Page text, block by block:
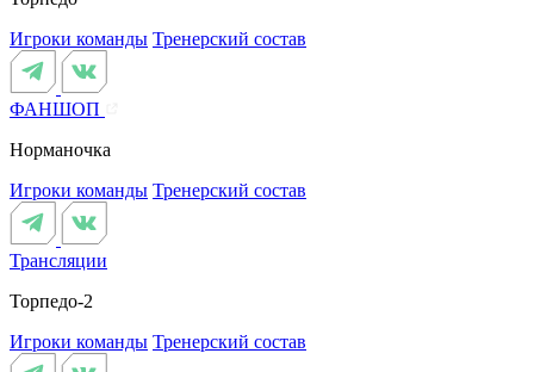
Игроки команды Тренерский состав
ФАНШОП
Норманочка
Игроки команды Тренерский состав
Трансляции
Торпедо-2
Игроки команды Тренерский состав